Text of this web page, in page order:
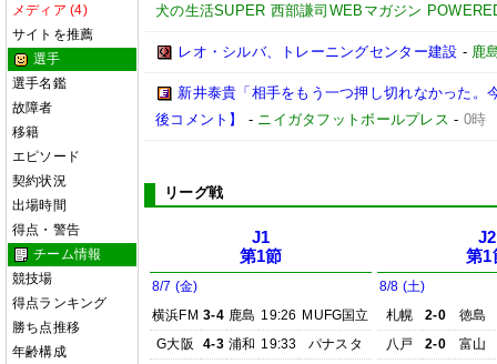
メディア (4)
サイトを推薦
選手
選手名鑑
故障者
移籍
エピソード
契約状況
出場時間
得点・警告
チーム情報
競技場
得点ランキング
勝ち点推移
年齢構成
犬の生活SUPER 西部謙司WEBマガジン
レオ・シルバ、トレーニングセンター建設 - 鹿
新井泰貴「相手をもう一つ押し切れなかった
後コメント】
- ニイガタフットボールプレス - 0時
リーグ戦
J1
第1節
8/7 (金)
横浜FM 3-4 鹿島 19:26 MUFG国立
G大阪
4-3 浦和 19:33
パナスタ
J2
第1
8/8 (土)
札幌
2-0
徳島
八戸
2-0
富山